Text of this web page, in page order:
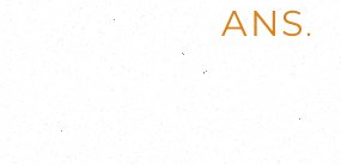
ANS.